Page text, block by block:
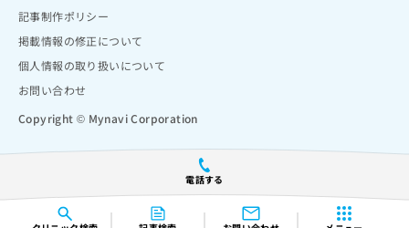
電話する
記事制作ポリシー
掲載情報の修正について
個人情報の取り扱いについて
お問い合わせ
Copyright © Mynavi Corporation